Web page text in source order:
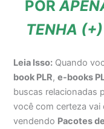
POR
TENHA (+)
Leia Isso: Quando
book PLR,e-books
buscas relacionadas
você com certeza
vendendo Pacotes